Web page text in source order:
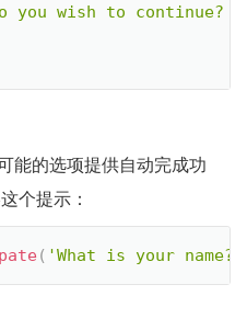
you wish to continue?
能的选项提供自动完成功
个提示：
( 'What is your name?'